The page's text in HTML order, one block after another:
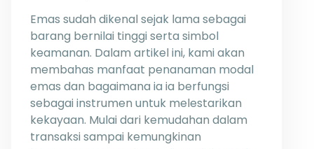
Emas sudah dikenal sejak lama sebagai
barang bernilai tinggi serta simbol
keamanan. Dalam artikel ini, kami akan
membahas manfaat penanaman modal
emas dan bagaimana ia ia berfungsi
sebagai instrumen untuk melestarikan
kekayaan. Mulai dari kemudahan dalam
transaksi sampai kemungkinan